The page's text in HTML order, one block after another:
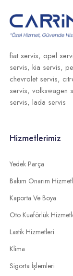
fiat servis, opel
servis, kia servis,
chevrolet servis,
servis, volkswagen
servis, lada servis
Hizmetlerimiz
Yedek Parça
Bakım Onarım
Kaporta Ve Boya
Oto Kuaförlük
Lastik Hizmetleri
Klima
Sigorta İşlemleri